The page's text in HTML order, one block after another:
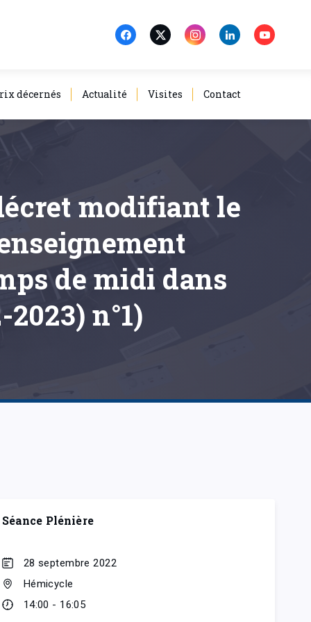
décernés Actualité Visites Contact
modifiant le
de midi dans
n°1)
Séance Plénière
28 septembre 2022
Hémicycle
14:00 - 16:05